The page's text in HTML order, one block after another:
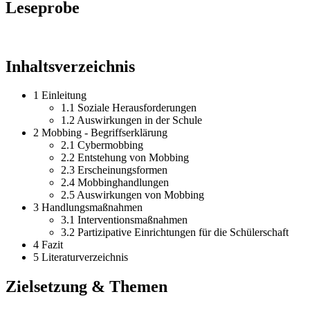
Leseprobe
Inhaltsverzeichnis
1 Einleitung
1.1 Soziale Herausforderungen
1.2 Auswirkungen in der Schule
2 Mobbing - Begriffserklärung
2.1 Cybermobbing
2.2 Entstehung von Mobbing
2.3 Erscheinungsformen
2.4 Mobbinghandlungen
2.5 Auswirkungen von Mobbing
3 Handlungsmaßnahmen
3.1 Interventionsmaßnahmen
3.2 Partizipative Einrichtungen für die Schülerschaft
4 Fazit
5 Literaturverzeichnis
Zielsetzung & Themen